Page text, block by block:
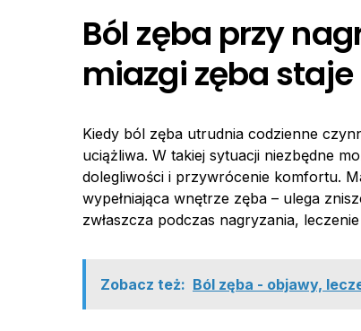
Ból zęba przy
miazgi zęba
Kiedy ból zęba utrudnia codzienne
uciążliwa. W takiej sytuacji niezbędne
dolegliwości i przywrócenie komfortu.
wypełniająca wnętrze zęba – ulega
zwłaszcza podczas nagryzania,
Zobacz też: Ból zęba - objawy,